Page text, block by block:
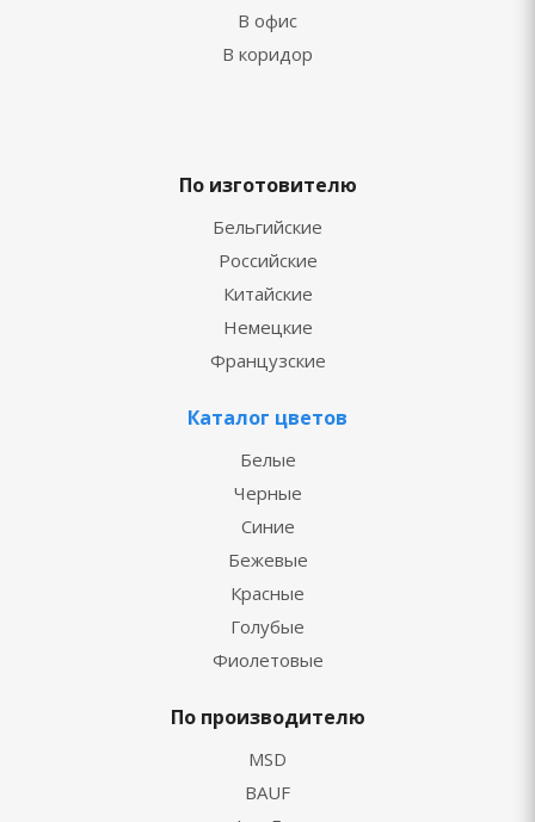
В офис
В коридор
По изготовителю
Бельгийские
Российские
Китайские
Немецкие
Французские
Каталог цветов
Белые
Черные
Синие
Бежевые
Красные
Голубые
Фиолетовые
По производителю
MSD
BAUF